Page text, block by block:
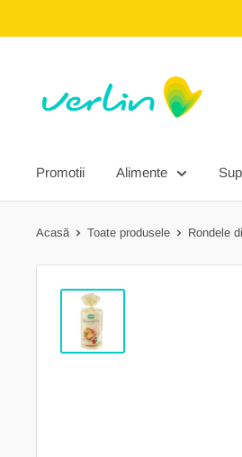
la
Promotii Alimente
Acasă Toate produsele Rondele